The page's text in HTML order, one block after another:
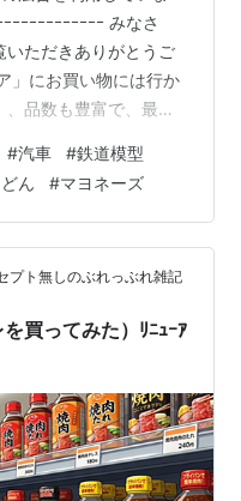
ｰｰｰｰｰｰｰｰｰｰｰ みなさ
いただきありがとうご
」にお買い物には行か
品数も豊富で、最近
ご紹介させていただ
アルしておきたいか
いただきます（笑） ＊
。■ 発端は ○ はてなブ
。。■…
#汽車 #鉄道模型
ん #マヨネーズ
プト無しのぶれっぶれ雑記
買ってみた）ﾘﾆｭｰｱ